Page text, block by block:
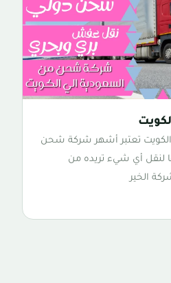
تعتبر أشهر شركة شحن
لنقل أي شيء تريده من
الخير